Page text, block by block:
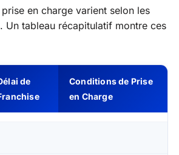
en charge varient selon les
Un tableau récapitulatif montre ces
de
Conditions de Prise
en Charge